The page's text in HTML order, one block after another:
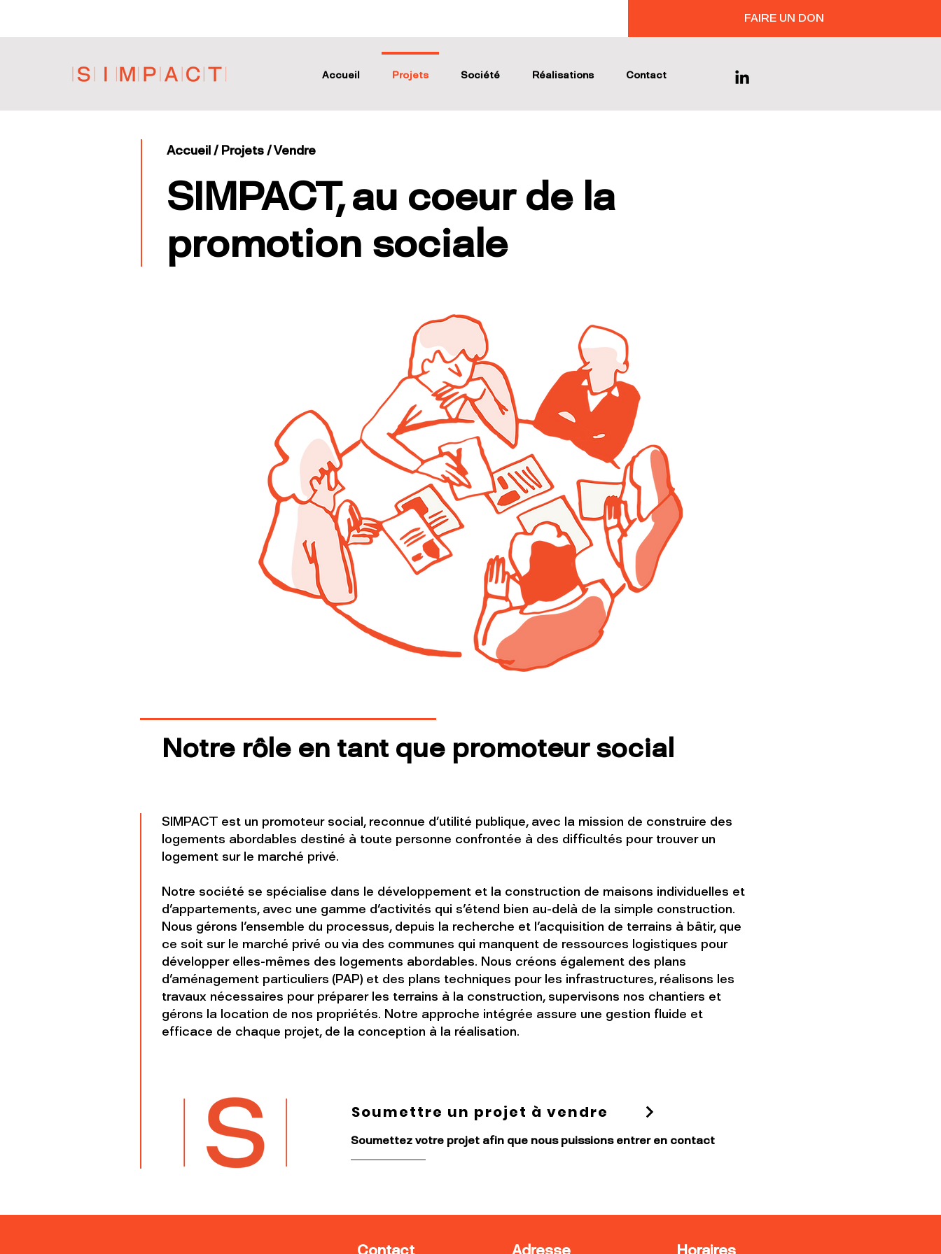
FAIRE UN DON
Accueil Projets Société Réalisations Contact
Accueil/ Projets / Vendre
SIMPACT, au coeur de la
promotion sociale
Notre rôle en tant que promoteur social
SIMPACT est un promoteur social, reconnue d’utilité publique, avec la mission de construire des
logements abordables destiné à toute personne confrontée à des difficultés pour trouver un
logement sur le marché privé.
Notre société se spécialise dans le développement et la construction de maisons individuelles et
d'appartements, avec une gamme d'activités qui s'étend bien au-delà de la simple construction.
Nous gérons l'ensemble du processus, depuis la recherche et l'acquisition de terrains à bâtir, que
ce soit sur le marché privé ou via des communes qui manquent de ressources logistiques pour
développer elles-mêmes des logements abordables. Nous créons également des plans
d'aménagement particuliers (PAP) et des plans techniques pour les infrastructures, réalisons les
travaux nécessaires pour préparer les terrains à la construction, supervisons nos chantiers et
gérons la location de nos propriétés. Notre approche intégrée assure une gestion fluide et
efficace de chaque projet, de la conception à la réalisation.
Soumettre un projet à vendre
Soumettez votre projet afin que nous puissions entrer en contact
Contact Adresse Horaires